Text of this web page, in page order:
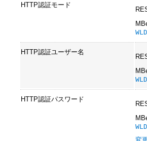
HTTP認証モード
HTTP認証ユーザー名
HTTP認証パスワード